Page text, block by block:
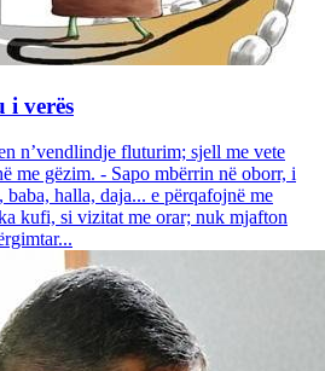
i verës
n’vendlindje fluturim; sjell me vete
me gëzim. - Sapo mbërrin në oborr, i
halla, daja... e përqafojnë me
kufi, si vizitat me orar; nuk mjafton